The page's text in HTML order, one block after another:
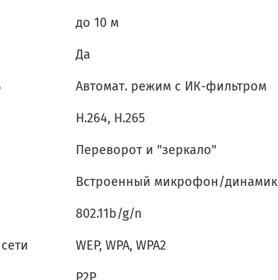
до 10 м
Да
Автомат. режим с ИК-фильтром
H.264, H.265
Переворот и "зеркало"
Встроенный микрофон/динамик
802.11b/g/n
WEP, WPA, WPA2